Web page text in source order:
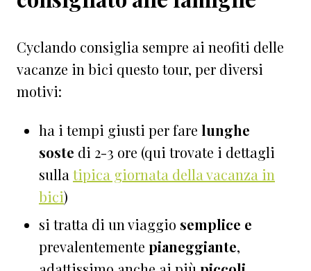
Cyclando consiglia sempre ai neofiti delle
vacanze in bici questo tour, per diversi
motivi:
ha i tempi giusti per fare lunghe
soste di 2-3 ore (qui trovate i dettagli
sulla tipica giornata della vacanza in
bici)
si tratta di un viaggio semplice e
prevalentemente pianeggiante,